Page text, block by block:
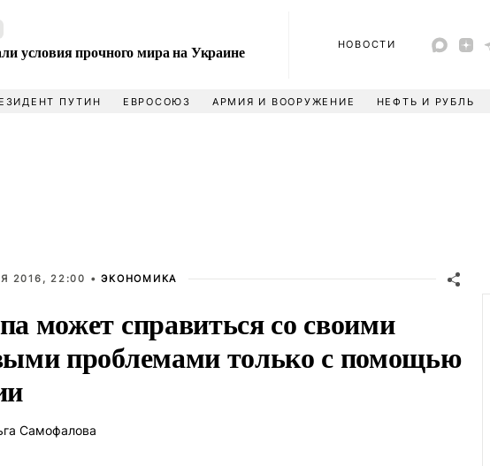
условия прочного мира на Украине НОВОСТИ
ПУТИН ЕВРОСОЮЗ АРМИЯ И ВООРУЖЕНИЕ НЕФТЬ И РУБЛЬ
2016, 22:00 •ЭКОНОМИКА
может справиться со своими
проблемами только с помощью
Самофалова